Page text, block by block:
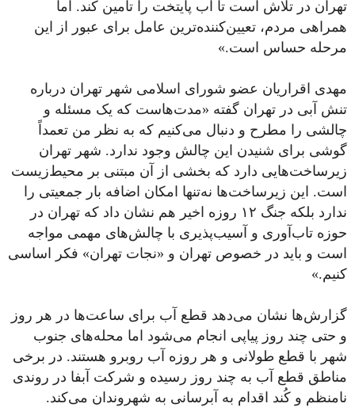
تهران در تلاش است تا آب پایتخت را تأمین کند. اما
همراهی مردم، تعیین‌کننده‌ترین عامل برای عبور از این
مرحله حساس است.»
مهدی اقراریان عضو شورای اسلامی شهر تهران درباره
تنش آبی در تهران گفته «مدت‌هاست که یک مسئله‌ و
چالشی را مطرح و دنبال می‌کنیم که به نظر من تعمداً
گوشی برای شنیدن این چالش وجود ندارد. شهر تهران
زیرساخت‌هایی دارد که بخشی از آن مبتنی بر محیط‌زیست
است. این زیرساخت‌ها نه‌تنها امکان اضافه بار جمعیتی را
ندارد بلکه جنگ ۱۲ روزه اخیر هم نشان داد که تهران در
حوزه تاب‌آوری و آسیب‌پذیری با چالش‌های مهمی مواجه
است و باید در خصوص تهران و «نجات تهران» فکر اساسی
کنیم.»
گزارش‌ها نشان می‌دهد قطع آب برای ساعت‌ها در هر روز
و حتی چند روز پیاپی انجام می‌شود اما محله‌های جنوب
شهر با قطع طولانی‌ و هر روزه آب روبرو هستند. در برخی
مناطق قطع آب به چند روز رسیده و شرکت آبفا در روندی
نامنظم و کُند اقدام به آبرسانی به شهروندان می‌کند.